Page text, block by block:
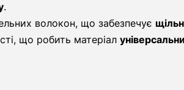
.
волокон, що забезпечує
що робить матеріал